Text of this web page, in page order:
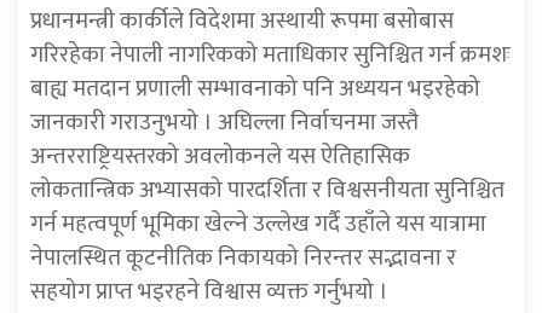
प्रधानमन्त्री कार्कीले विदेशमा अस्थायी रूपमा बसोबास
गरिरहेका नेपाली नागरिकको मताधिकार सुनिश्चित गर्न क्रमशः
बाह्य मतदान प्रणाली सम्भावनाको पनि अध्ययन भइरहेको
जानकारी गराउनुभयो । अघिल्ला निर्वाचनमा जस्तै
अन्तरराष्ट्रियस्तरको अवलोकनले यस ऐतिहासिक
लोकतान्त्रिक अभ्यासको पारदर्शिता र विश्वसनीयता सुनिश्चित
गर्न महत्वपूर्ण भूमिका खेल्ने उल्लेख गर्दै उहाँले यस यात्रामा
नेपालस्थित कूटनीतिक निकायको निरन्तर सद्भावना र
सहयोग प्राप्त भइरहने विश्वास व्यक्त गर्नुभयो ।